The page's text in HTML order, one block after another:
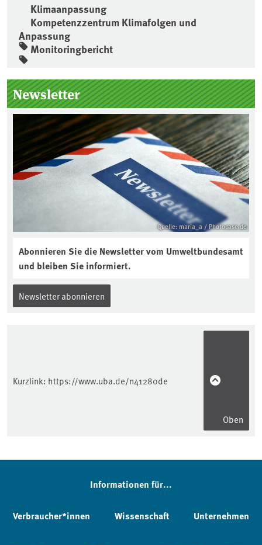
Klimaanpassung
Kompetenzzentrum Klimafolgen und
Anpassung
Monitoringbericht
Seitenleiste
Newsletter
Quelle: maria_a / Photocase.de
Abonnieren Sie die Newsletter vom Umweltbundesamt
und bleiben Sie informiert.
Newsletter abonnieren
Kurzlink: https://www.uba.de/n41280de
Oben
Informationen für...
Verbraucher*innen Wissenschaft Unternehmen